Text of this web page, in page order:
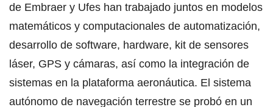
de Embraer y Ufes han trabajado juntos en modelos
matemáticos y computacionales de automatización,
desarrollo de software, hardware, kit de sensores
láser, GPS y cámaras, así como la integración de
sistemas en la plataforma aeronáutica. El sistema
autónomo de navegación terrestre se probó en un